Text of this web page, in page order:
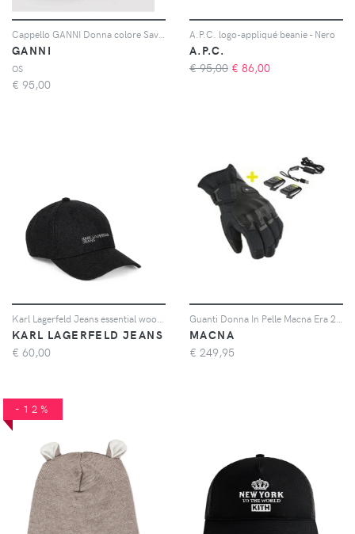
Cappello GANNI Donna colore Savana
GANNI
OS
€ 95,00
A.P.C. logo-appliqué beanie - Nero
A.P.C.
€ 95,00 € 86,00
Karl Lagerfeld Jeans essential wool-blend cap - Grigio
KARL LAGERFELD JEANS
€ 60,00
Guanti Donna In Pelle Macna Era 2.0 RTX Kit Nero M
MACNA
€ 249,95
-12%